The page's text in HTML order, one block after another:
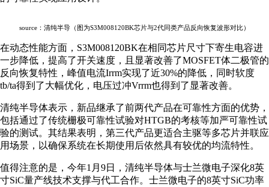
source：清纯半导（图为S3M008120BK芯片与2代同类产品反向恢复波形对比）
在动态性能方面，S3M008120BK在相同芯片尺寸下寄生电容进
一步降低，提高了开关速度，且显著改善了MOSFET体二极管的
反向恢复特性，峰值电流Irrm实现了近30%的降低，同时软度
tb/ta得到了大幅优化，电压过冲Vrrm也得到了显著改善。
清纯半导体表示，新品继承了前两代产品在可靠性方面的优势，
包括通过了传统栅极可靠性试验对HTGB的考核等加严可靠性试
验的测试。其结果表明，第三代产品更适合主驱等多芯片并联应
用场景，以确保系统在长期使用后依然具有较优的均流特性。
值得注意的是，今年1月9日，清纯半导体与士兰微电子深化8英
寸SiC量产线技术支撑与代工合作。士兰微电子的8英寸SiC功率